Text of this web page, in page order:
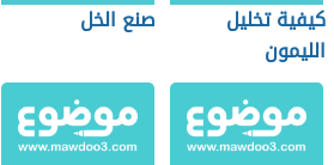
كيفية تخليل
الليمون
صنع الخل